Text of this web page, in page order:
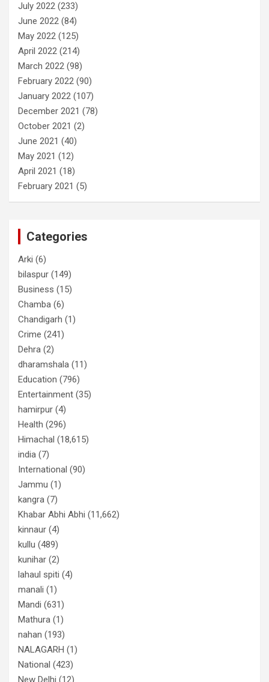
July 2022 (233)
June 2022 (84)
May 2022 (125)
April 2022 (214)
March 2022 (98)
February 2022 (90)
January 2022 (107)
December 2021 (78)
October 2021 (2)
June 2021 (40)
May 2021 (12)
April 2021 (18)
February 2021 (5)
Categories
Arki (6)
bilaspur (149)
Business (15)
Chamba (6)
Chandigarh (1)
Crime (241)
Dehra (2)
dharamshala (11)
Education (796)
Entertainment (35)
hamirpur (4)
Health (296)
Himachal (18,615)
india (7)
International (90)
Jammu (1)
kangra (7)
Khabar Abhi Abhi (11,662)
kinnaur (4)
kullu (489)
kunihar (2)
lahaul spiti (4)
manali (1)
Mandi (631)
Mathura (1)
nahan (193)
NALAGARH (1)
National (423)